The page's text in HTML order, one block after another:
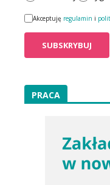
Akceptuję regulamin i
PRACA